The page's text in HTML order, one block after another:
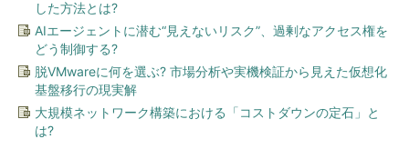
した方法とは?
AIエージェントに潜む“見えないリスク”、過剰なアクセス権を
どう制御する?
脱VMwareに何を選ぶ? 市場分析や実機検証から見えた仮想化
基盤移行の現実解
大規模ネットワーク構築における「コストダウンの定石」と
は?